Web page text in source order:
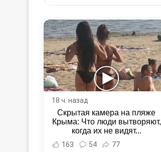
18 ч. назад
Скрытая камера на пляже
Крыма: Что люди вытворяют,
когда их не видят...
163 54 77